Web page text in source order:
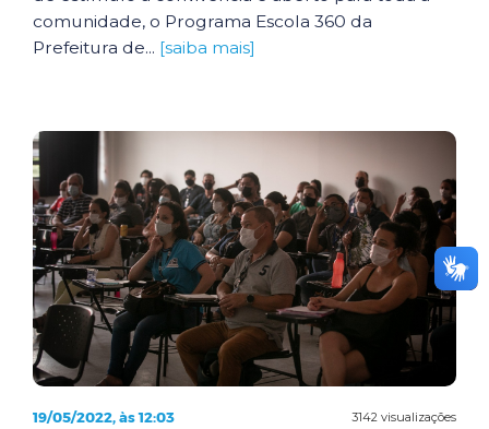
comunidade, o Programa Escola 360 da
Prefeitura de... [saiba mais]
3142 visualizações
19/05/2022, às 12:03